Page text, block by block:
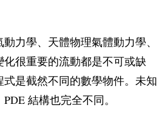
力學、天體物理氣體動力學、
很重要的流動都是不可或缺
是截然不同的數學物件。未知
結構也完全不同。